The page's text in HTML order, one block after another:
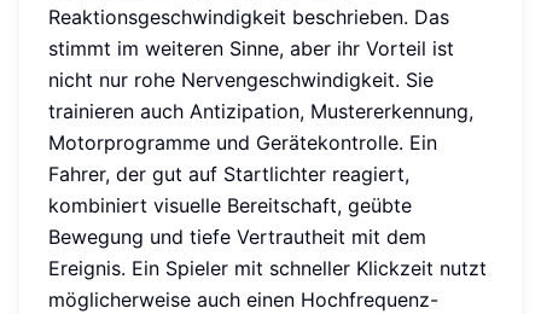
Reaktionsgeschwindigkeit beschrieben. Das
stimmt im weiteren Sinne, aber ihr Vorteil ist
nicht nur rohe Nervengeschwindigkeit. Sie
trainieren auch Antizipation, Mustererkennung,
Motorprogramme und Gerätekontrolle. Ein
Fahrer, der gut auf Startlichter reagiert,
kombiniert visuelle Bereitschaft, geübte
Bewegung und tiefe Vertrautheit mit dem
Ereignis. Ein Spieler mit schneller Klickzeit nutzt
möglicherweise auch einen Hochfrequenz-